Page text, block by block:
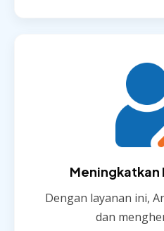
Dengan layanan ini,
dan